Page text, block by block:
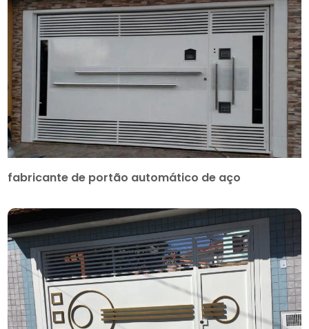
fabricante de portão automático de aço